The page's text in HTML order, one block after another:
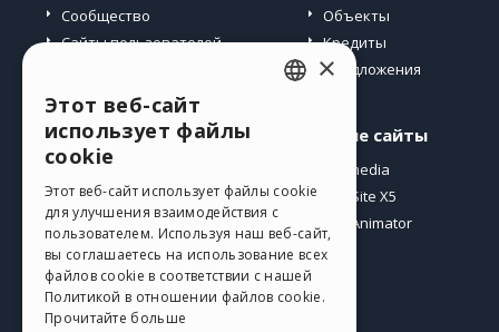
Сообщество
Сайты пользователей
Объекты
Кредиты
Предложения
Профиль
Мои посты
Мои лицензии
Загрузить
Веб-хостинг
Мои кредиты
Другие сайты
Incomedia
WebSite X5
WebAnimator
GERMAN
SPANISH
PORTUGUESE
POLISH
×
Этот веб-сайт
использует файлы
cookie
Этот веб-сайт использует файлы cookie
для улучшения взаимодействия с
пользователем. Используя наш веб-сайт,
вы соглашаетесь на использование всех
файлов cookie в соответствии с нашей
Политикой в ​​отношении файлов cookie.
Прочитайте больше